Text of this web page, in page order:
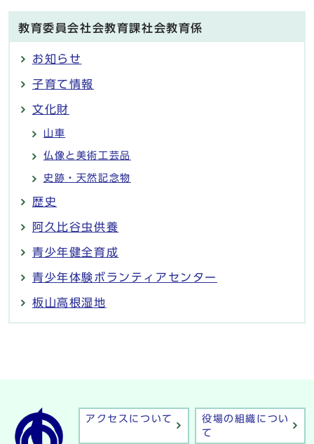
教育委員会社会教育課社会教育係
お知らせ
子育て情報
文化財
山車
仏像と美術工芸品
史跡・天然記念物
歴史
阿久比谷虫供養
青少年健全育成
青少年体験ボランティアセンター
板山高根湿地
アクセスについて
役場の組織につい
て